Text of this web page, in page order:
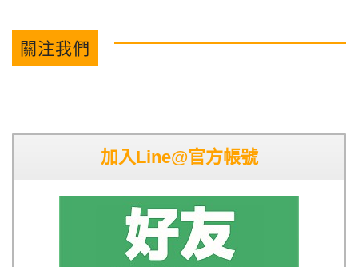
關注我們
加入Line@官方帳號